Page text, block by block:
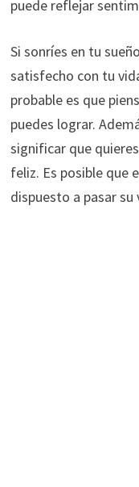
puede reflejar
Si sonríes en tu
satisfecho con tu
probable es que
puedes lograr.
significar que
feliz. Es posible que
dispuesto a pasar su